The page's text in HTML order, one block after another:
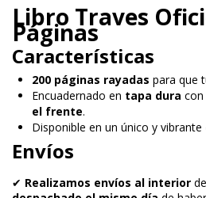
Libro Traves
Páginas
Características
200 páginas rayadas para que
Encuadernado en tapa dura con
el frente.
Disponible en un único y vibrante
Envíos
✔ Realizamos envíos al interior